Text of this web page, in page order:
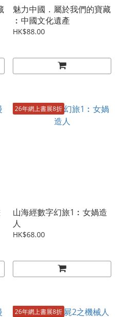
魅力中國．屬於我們的寶藏
︰中國文化遺產
HK$88.00
26年網上書展8折
山海經數字幻旅1︰女媧造
人
HK$68.00
26年網上書展8折